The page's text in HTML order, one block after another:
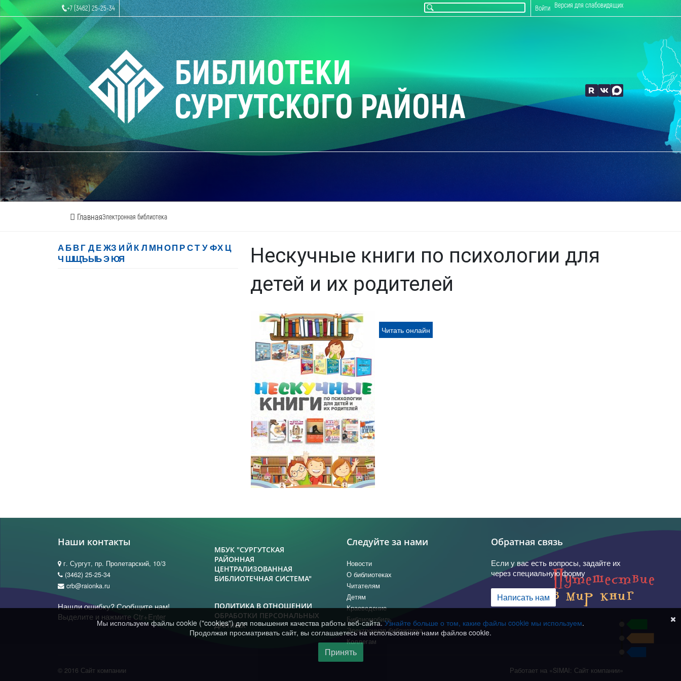
+7 (3462) 25-25-34 Версия для слабовидящих
Войти
БИБЛИОТЕКИ
СУРГУТСКОГО РАЙОНА
ГлавнаяЭлектронная библиотека
АБВГ ДЕЖЗ И Й К Л МНОП РСТ УФХ Ц
Ч ШЩЪЫЬЭЮЯ
Нескучные книги по психологии для
детей и их родителей
Читать онлайн
Наши контакты
г. Сургут, пр. Пролетарский, 10/3
(3462) 25-25-34
crb@raionka.ru
Нашли ошибку? Сообщите нам!
Выделите и нажмите Ctr+Enter
МБУК "СУРГУТСКАЯ
РАЙОННАЯ
ЦЕНТРАЛИЗОВАННАЯ
БИБЛИОТЕЧНАЯ СИСТЕМА"
ПОЛИТИКА В ОТНОШЕНИИ
ОБРАБОТКИ ПЕРСОНАЛЬНЫХ
ДАННЫХ
Следуйте за нами
Новости
О библиотеках
Читателям
Детям
Краеведение
Библиомобиль
Электронная библиотека
Коллегам
Обратная связь
Если у вас есть вопросы, задайте их
через специальную форму
Написать нам
© 2016 Сайт компании Работает на «SIMAI: Сайт компании»
Мы используем файлы cookie ("cookies") для повышения качества работы веб-сайта.Узнайте больше о том, какие файлы cookie мы используем.
Продолжая просматривать сайт, вы соглашаетесь на использование нами файлов cookie.
Принять